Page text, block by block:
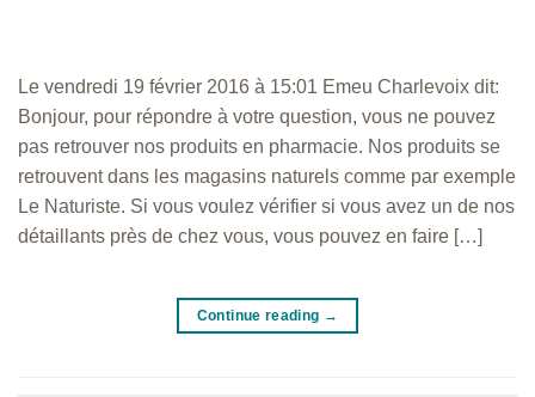
Le vendredi 19 février 2016 à 15:01 Emeu Charlevoix dit:
Bonjour, pour répondre à votre question, vous ne pouvez
pas retrouver nos produits en pharmacie. Nos produits se
retrouvent dans les magasins naturels comme par exemple
Le Naturiste. Si vous voulez vérifier si vous avez un de nos
détaillants près de chez vous, vous pouvez en faire […]
Continue reading →